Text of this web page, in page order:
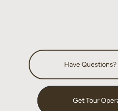
Have Questions?
Get Tour